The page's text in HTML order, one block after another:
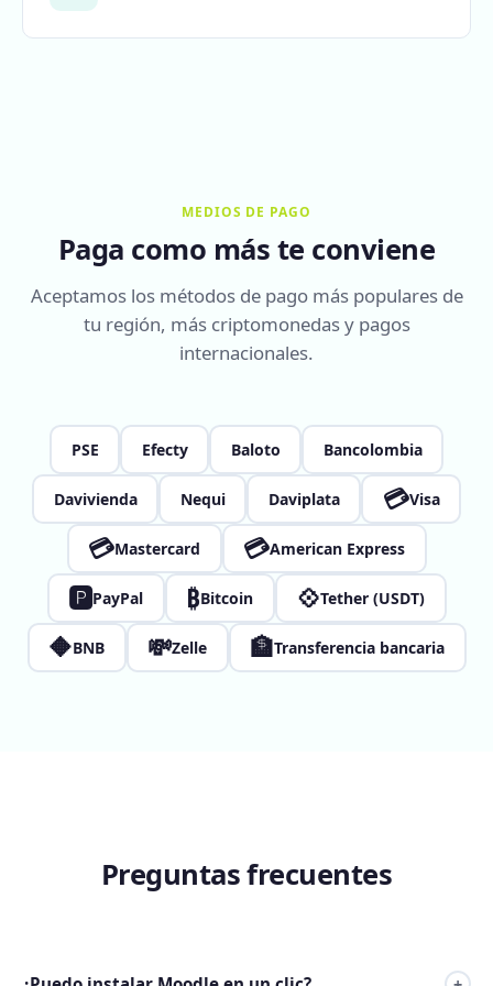
MEDIOS DE PAGO
Paga como más te conviene
Aceptamos los métodos de pago más populares de
tu región, más criptomonedas y pagos
internacionales.
PSE Efecty Baloto Bancolombia
Davivienda Nequi Daviplata 💳Visa
💳Mastercard 💳American Express
🅿PayPal ₿Bitcoin 💠Tether (USDT)
🔶BNB 💸Zelle 🏦Transferencia bancaria
Preguntas frecuentes